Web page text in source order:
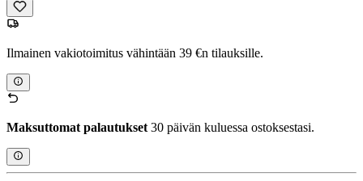
Ilmainen vakiotoimitus vähintään 39 €n tilauksille.
Maksuttomat palautukset 30 päivän kuluessa ostoksestasi.